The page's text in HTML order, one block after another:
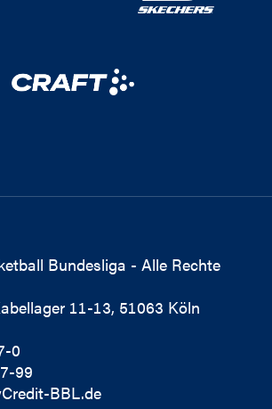
Bundesliga - Alle Rechte
11-13, 51063 Köln
0
99
BBL.de